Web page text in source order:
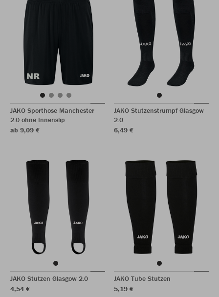
JAKO Sporthose Manchester
2.0 ohne Innenslip
ab 9,09 €
JAKO Stutzenstrumpf Glasgow
2.0
6,49 €
JAKO Stutzen Glasgow 2.0
4,54 €
JAKO Tube Stutzen
5,19 €